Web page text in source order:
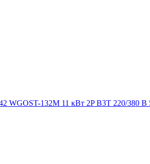
WGOST-132M 11 кВт 2P B3T 220/380 В